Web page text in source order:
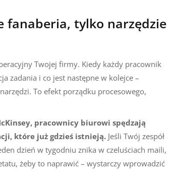
fanaberia, tylko narzędzie
Twojej firmy. Kiedy każdy pracownik
zadania i co jest następne w kolejce –
To efekt porządku procesowego,
pracownicy biurowi spędzają
które już gdzieś istnieją. Jeśli Twój zespół
dzień w tygodniu znika w czeluściach maili,
żeby to naprawić – wystarczy wprowadzić